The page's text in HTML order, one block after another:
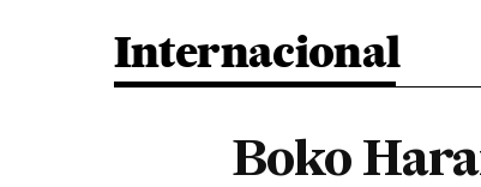
Internacional
Boko